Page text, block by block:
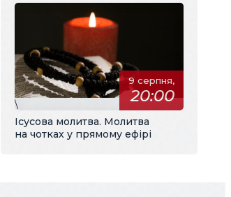
9 серпня,
20:00
\
Ісусова молитва. Молитва
на чотках у прямому ефірі